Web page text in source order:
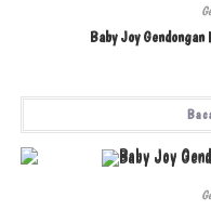
Baby Joy